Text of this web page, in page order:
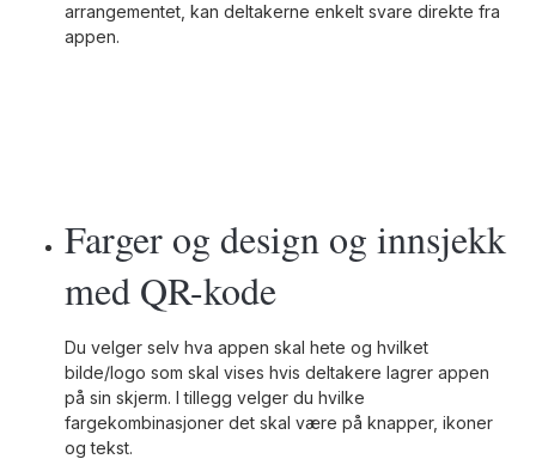
arrangementet, kan deltakerne enkelt svare direkte fra
appen.
Farger og design og innsjekk
med QR-kode
Du velger selv hva appen skal hete og hvilket
bilde/logo som skal vises hvis deltakere lagrer appen
på sin skjerm. I tillegg velger du hvilke
fargekombinasjoner det skal være på knapper, ikoner
og tekst.